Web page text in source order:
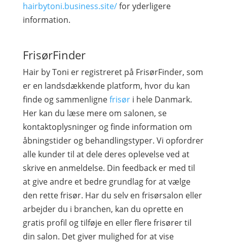
hairbytoni.business.site/for yderligere
information.
FrisørFinder
Hair by Toni er registreret på FrisørFinder, som
er en landsdækkende platform, hvor du kan
finde og sammenlignefrisøri hele Danmark.
Her kan du læse mere om salonen, se
kontaktoplysninger og finde information om
åbningstider og behandlingstyper. Vi opfordrer
alle kunder til at dele deres oplevelse ved at
skrive en anmeldelse. Din feedback er med til
at give andre et bedre grundlag for at vælge
den rette frisør. Har du selv en frisørsalon eller
arbejder du i branchen, kan du oprette en
gratis profil og tilføje en eller flere frisører til
din salon. Det giver mulighed for at vise